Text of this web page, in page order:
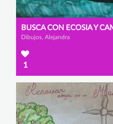
Dibujos, Alejandra
1